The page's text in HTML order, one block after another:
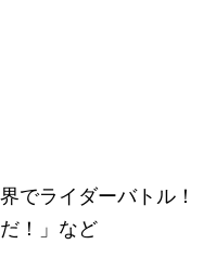
でライダーバトル！
！」など